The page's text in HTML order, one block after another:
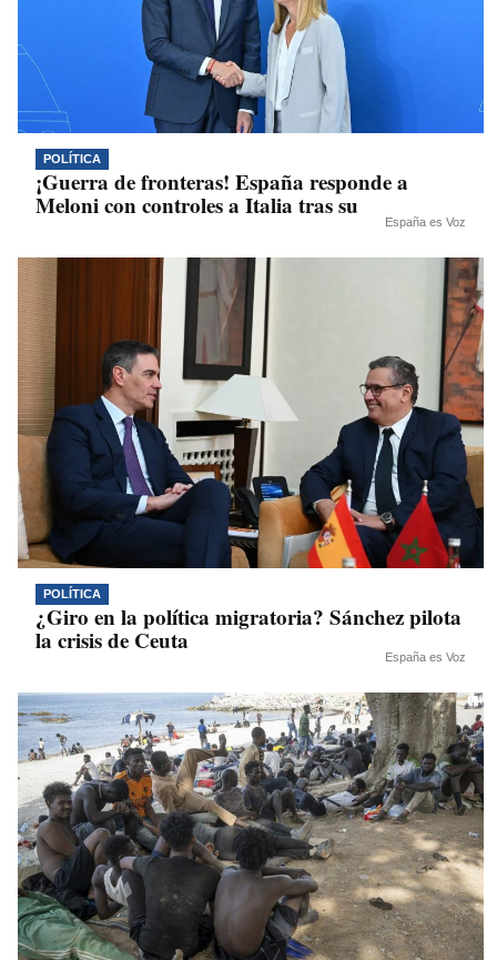
POLÍTICA
¡Guerra de fronteras! España responde a
Meloni con controles a Italia tras su
España es Voz
POLÍTICA
¿Giro en la política migratoria? Sánchez pilota
la crisis de Ceuta
España es Voz